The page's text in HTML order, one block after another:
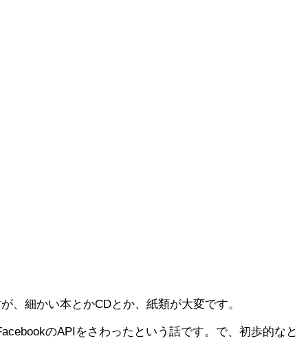
、細かい本とかCDとか、紙類が大変です。
のAPIをさわったという話です。で、初歩的なと